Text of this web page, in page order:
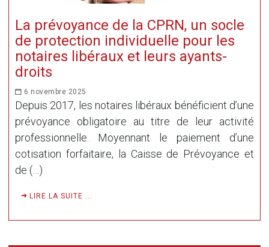
La prévoyance de la CPRN, un socle
de protection individuelle pour les
notaires libéraux et leurs ayants-
droits
6 novembre 2025
Depuis 2017, les notaires libéraux bénéficient d’une
prévoyance obligatoire au titre de leur activité
professionnelle. Moyennant le paiement d’une
cotisation forfaitaire, la Caisse de Prévoyance et
de (…)
LIRE LA SUITE ...